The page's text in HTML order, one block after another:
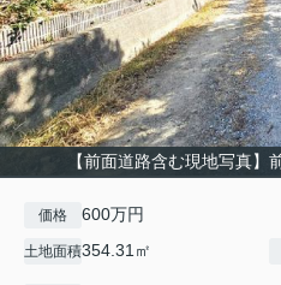
【前面道路含む現地写真】
価格 600万円
土地面積354.31㎡